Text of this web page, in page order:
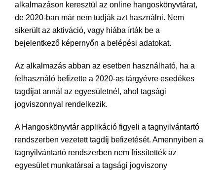
alkalmazáson keresztül az online hangoskönyvtárat,
de 2020-ban már nem tudják azt használni. Nem
sikerült az aktiváció, vagy hiába írták be a
bejelentkező képernyőn a belépési adatokat.
Az alkalmazás abban az esetben használható, ha a
felhasználó befizette a 2020-as tárgyévre esedékes
tagdíjat annál az egyesületnél, ahol tagsági
jogviszonnyal rendelkezik.
A Hangoskönyvtár applikáció figyeli a tagnyilvántartó
rendszerben vezetett tagdíj befizetését. Amennyiben a
tagnyilvántartó rendszerben nem frissítették az
egyesület munkatársai a tagsági jogviszony